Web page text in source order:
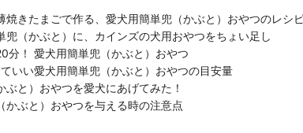
焼きたまごで作る、愛犬用簡単兜（かぶと）おやつのレシ
兜（かぶと）に、カインズの犬用おやつをちょい足し
分！ 愛犬用簡単兜（かぶと）おやつ
ていい愛犬用簡単兜（かぶと）おやつの目安量
ぶと）おやつを愛犬にあげてみた！
かぶと）おやつを与える時の注意点